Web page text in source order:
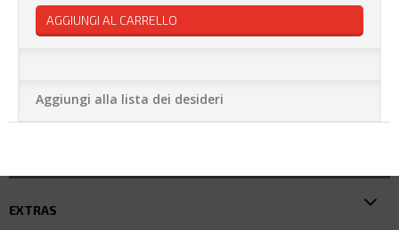
AGGIUNGI AL CARRELLO
Aggiungi alla lista dei desideri
EXTRAS